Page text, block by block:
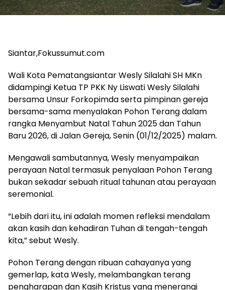
Siantar,Fokussumut.com
Wali Kota Pematangsiantar Wesly Silalahi SH MKn
didampingi Ketua TP PKK Ny Liswati Wesly Silalahi
bersama Unsur Forkopimda serta pimpinan gereja
bersama-sama menyalakan Pohon Terang dalam
rangka Menyambut Natal Tahun 2025 dan Tahun
Baru 2026, di Jalan Gereja, Senin (01/12/2025) malam.
Mengawali sambutannya, Wesly menyampaikan
perayaan Natal termasuk penyalaan Pohon Terang
bukan sekadar sebuah ritual tahunan atau perayaan
seremonial.
“Lebih dari itu, ini adalah momen refleksi mendalam
akan kasih dan kehadiran Tuhan di tengah-tengah
kita,” sebut Wesly.
Pohon Terang dengan ribuan cahayanya yang
gemerlap, kata Wesly, melambangkan terang
pengharapan dan Kasih Kristus yang menerangi